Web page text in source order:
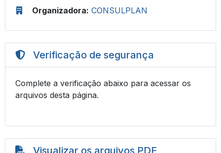
Organizadora: CONSULPLAN
Verificação de segurança
Complete a verificação abaixo para acessar os
arquivos desta página.
Visualizar os arquivos PDF